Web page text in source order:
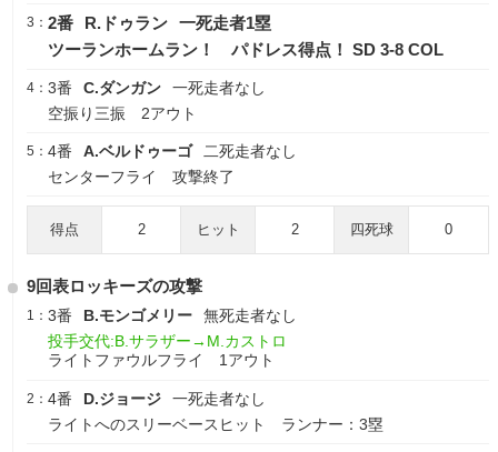
3： 2番 R.ドゥラン 一死走者1塁
ツーランホームラン！ パドレス得点！ SD 3-8 COL
4： 3番 C.ダンガン
一死走者なし
空振り三振 2アウト
5： 4番 A.ベルドゥーゴ
二死走者なし
センターフライ 攻撃終了
得点 2 ヒット 2 四死球 0
9回表ロッキーズの攻撃
1： 3番 B.モンゴメリー
無死走者なし
投手交代:B.サラザー→M.カストロ
ライトファウルフライ 1アウト
2： 4番 D.ジョージ
一死走者なし
ライトへのスリーベースヒット ランナー：3塁